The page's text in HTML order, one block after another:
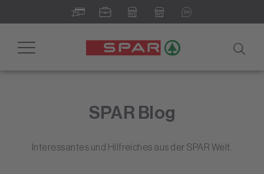
Toggle
SPAR Blog
Interessantes und Hilfreiches aus der SPAR Welt.